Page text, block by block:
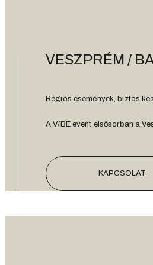
VESZPRÉM /
Régiós események, biztos
A V/BE event elsősorban a
KAPCSOLAT